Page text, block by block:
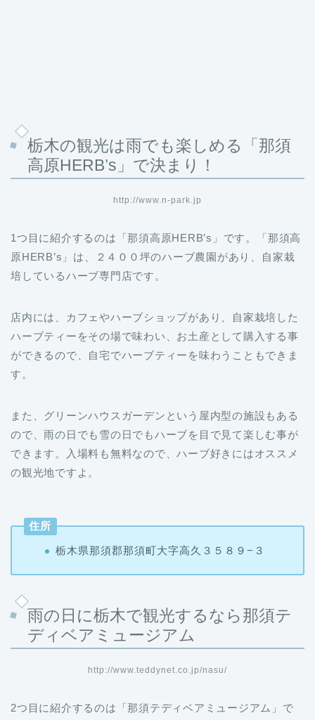
栃木の観光は雨でも楽しめる「那須
高原HERB’s」で決まり！
http://www.n-park.jp
1つ目に紹介するのは「那須高原HERB’s」です。「那須高
原HERB’s」は、２４００坪のハーブ農園があり、自家栽
培しているハーブ専門店です。
店内には、カフェやハーブショップがあり、自家栽培した
ハーブティーをその場で味わい、お土産として購入する事
ができるので、自宅でハーブティーを味わうこともできま
す。
また、グリーンハウスガーデンという屋内型の施設もある
ので、雨の日でも雪の日でもハーブを目で見て楽しむ事が
できます。入場料も無料なので、ハーブ好きにはオススメ
の観光地ですよ。
住所
栃木県那須郡那須町大字高久３５８９−３
雨の日に栃木で観光するなら那須テ
ディベアミュージアム
http://www.teddynet.co.jp/nasu/
2つ目に紹介するのは「那須テディベアミュージアム」で